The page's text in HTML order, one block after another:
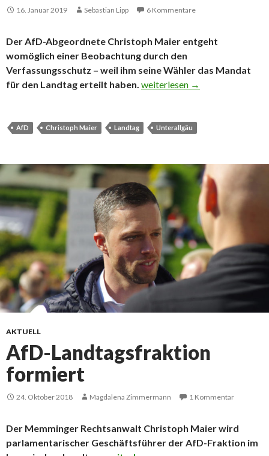
16. Januar 2019 Sebastian Lipp 6 Kommentare
Der AfD-Abgeordnete Christoph Maier entgeht
womöglich einer Beobachtung durch den
Verfassungsschutz – weil ihm seine Wähler das Mandat
für den Landtag erteilt haben. Christoph Maier nicht unter
weiterlesen →
AfD Christoph Maier Landtag Unterallgäu
AKTUELL
AfD-Landtagsfraktion
formiert
24. Oktober 2018 Magdalena Zimmermann 1 Kommentar
Der Memminger Rechtsanwalt Christoph Maier wird
parlamentarischer Geschäftsführer der AfD-Fraktion im